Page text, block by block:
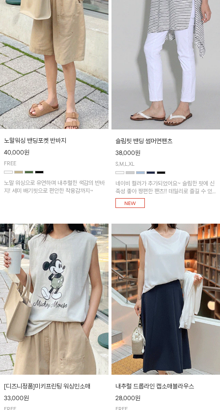
노말워싱 밴딩포켓 반바지
40,000원
FREE
노말 워싱으로 유연하며 내추럴한 색감의 반바
지! 세미 배기핏으로 편안한 착용감까지~
슬림핏 밴딩 썸머면팬츠
38,000원
S,M,L,XL
네이비 컬러가 추가되었어요~ 슬림한 핏에 신
축성 좋아 짱편한 팬츠!! 데일리로 즐길 수 있
는 기본 컬러들로 준비했어요~
[디즈니정품]미키프린팅 워싱민소매
33,000원
내추럴 드롭라인 캡소매블라우스
28,000원